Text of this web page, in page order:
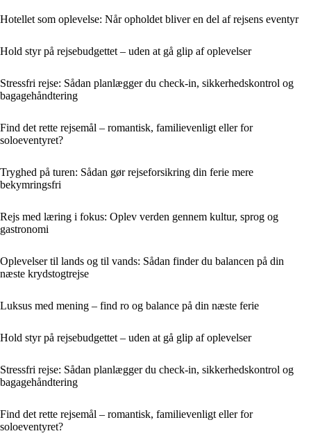
Hotellet som oplevelse: Når opholdet bliver en del af rejsens eventyr
Hold styr på rejsebudgettet – uden at gå glip af oplevelser
Stressfri rejse: Sådan planlægger du check-in, sikkerhedskontrol og
bagagehåndtering
Find det rette rejsemål – romantisk, familievenligt eller for
soloeventyret?
Tryghed på turen: Sådan gør rejseforsikring din ferie mere
bekymringsfri
Rejs med læring i fokus: Oplev verden gennem kultur, sprog og
gastronomi
Oplevelser til lands og til vands: Sådan finder du balancen på din
næste krydstogtrejse
Luksus med mening – find ro og balance på din næste ferie
Hold styr på rejsebudgettet – uden at gå glip af oplevelser
Stressfri rejse: Sådan planlægger du check-in, sikkerhedskontrol og
bagagehåndtering
Find det rette rejsemål – romantisk, familievenligt eller for
soloeventyret?